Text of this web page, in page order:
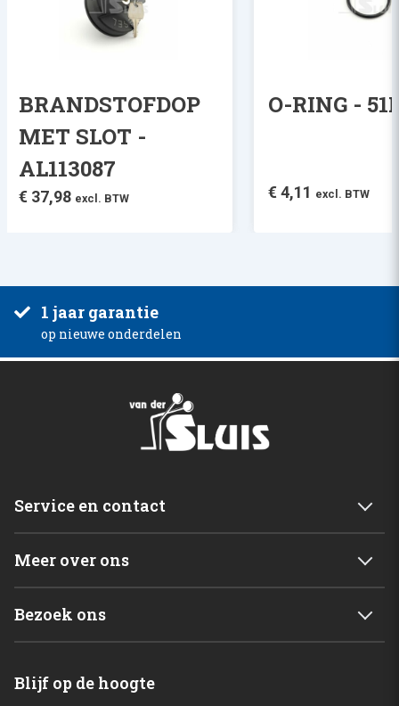
BRANDSTOFDOP
MET SLOT -
AL113087
€ 37,98 excl. BTW
O-RING -
€4,11 excl. BTW
1 jaar garantie
op nieuwe onderdelen
Service en contact
Meer over ons
Shop
Bezoek ons
C. de Vriesweg 3 - 5
Blijf op de hoogte